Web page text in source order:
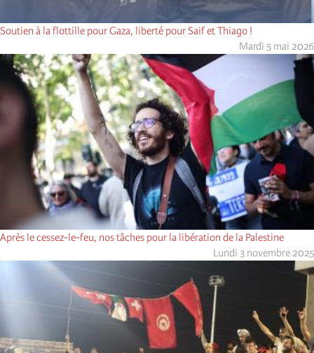
Soutien à la flottille pour Gaza, liberté pour Saif et Thiago !
Mardi 5 mai 2026
Après le cessez-le-feu, nos tâches pour la libération de la Palestine
Lundi 3 novembre 2025